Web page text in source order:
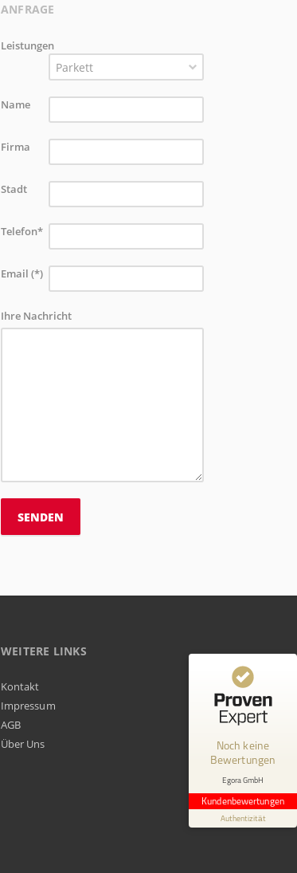
ANFRAGE
Leistungen
Parkett
Name
Firma
Stadt
Telefon*
Email (*)
Ihre Nachricht
WEITERE LINKS
Kontakt
Impressum
AGB
Über Uns
Noch keine
Bewertungen
Egora GmbH
Kundenbewertungen
Authentizität
Kundenbewertungen und Erfahrungen zu
Erfahren Sie mehr über dieses Bewertungssiegel
1.1.1970